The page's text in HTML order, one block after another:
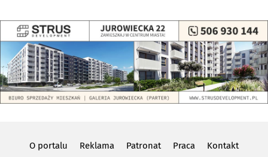
O portalu Reklama Patronat Praca Kontakt